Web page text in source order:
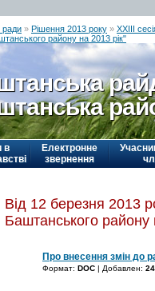
ради » Рішення 2013 року » ХХІІІ
району на 2013 рік"
в
Електронне
звернення
Від 12 березня 2013
Баштанського району
Про внесення змін до
Формат: DOC | Добавлен: